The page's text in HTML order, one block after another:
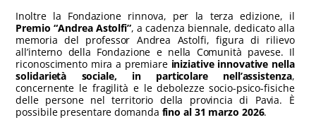
Inoltre la Fondazione rinnova, per la terza edizione, il
Premio “Andrea Astolfi”, a cadenza biennale, dedicato alla
memoria del professor Andrea Astolfi, figura di rilievo
all’interno della Fondazione e nella Comunità pavese. Il
riconoscimento mira a premiare iniziative innovative nella
solidarietà sociale, in particolare nell’assistenza,
concernente le fragilità e le debolezze socio-psico-fisiche
delle persone nel territorio della provincia di Pavia. È
possibile presentare domanda fino al 31 marzo 2026.